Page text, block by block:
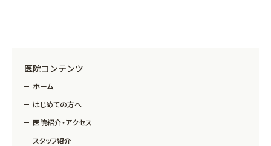
医院コンテンツ
ホーム
はじめての方へ
医院紹介・アクセス
スタッフ紹介